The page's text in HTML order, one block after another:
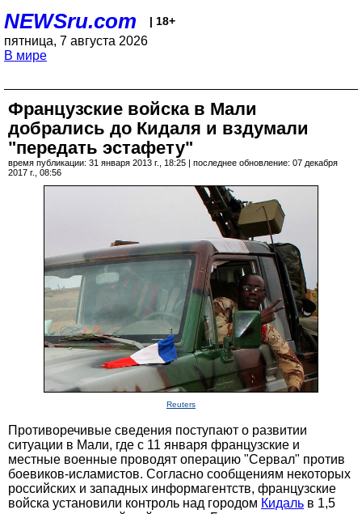
NEWSru.com | 18+
пятница, 7 августа 2026
В мире
Французские войска в Мали
добрались до Кидаля и вздумали
"передать эстафету"
время публикации: 31 января 2013 г., 18:25 | последнее обновление: 07 декабря
2017 г., 08:56
Reuters
Противоречивые сведения поступают о развитии
ситуации в Мали, где с 11 января французские и
местные военные проводят операцию "Сервал" против
боевиков-исламистов. Согласно сообщениям некоторых
российских и западных информагентств, французские
войска установили контроль над городом Кидаль в 1,5